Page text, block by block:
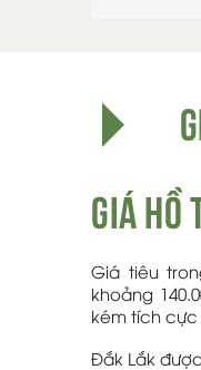
Giá
Giá tiêu
khoảng
kém tích cực
Đắk Lắk